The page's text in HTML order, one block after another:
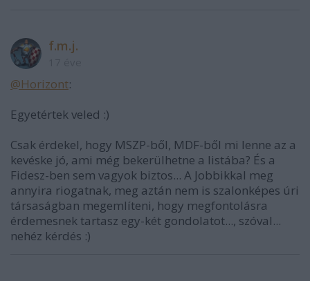
f.m.j.
@Horizont:
Egyetértek veled :)
Csak érdekel, hogy MSZP-ből, MDF-ből mi lenne az a
kevéske jó, ami még bekerülhetne a listába? És a
Fidesz-ben sem vagyok biztos... A Jobbikkal meg
annyira riogatnak, meg aztán nem is szalonképes úri
társaságban megemlíteni, hogy megfontolásra
érdemesnek tartasz egy-két gondolatot..., szóval...
nehéz kérdés :)